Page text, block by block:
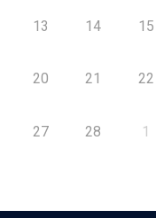
13 14 15
20 21 22
27 28 1